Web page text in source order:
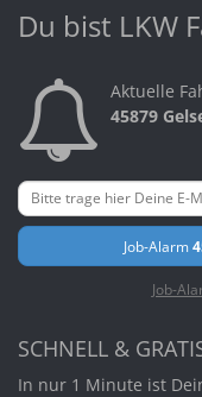
Du bist LKW
Aktuelle
45879
Job-Alarm
Job-
SCHNELL &
In nur 1 Minute ist